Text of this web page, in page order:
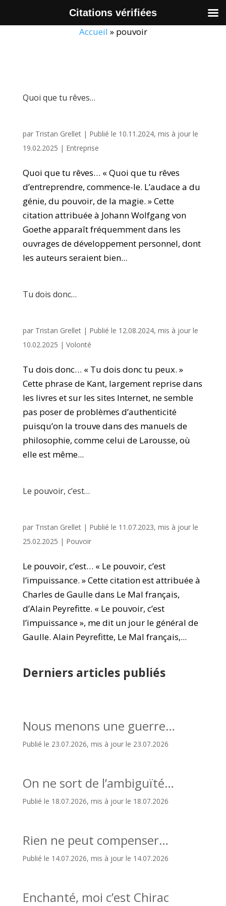
Accueil » pouvoir
Quoi que tu rêves…
par Tristan Grellet| Publié le 10.11.2024, mis à jour le
19.02.2025 | Entreprise
Quoi que tu rêves… « Quoi que tu rêves
d’entreprendre, commence-le. L’audace a du
génie, du pouvoir, de la magie. » Cette
citation attribuée à Johann Wolfgang von
Goethe apparaît fréquemment dans les
ouvrages de développement personnel, dont
les auteurs seraient bien...
Tu dois donc…
par Tristan Grellet| Publié le 12.08.2024, mis à jour le
10.02.2025 | Volonté
Tu dois donc… « Tu dois donc tu peux. »
Cette phrase de Kant, largement reprise dans
les livres et sur les sites Internet, ne semble
pas poser de problèmes d’authenticité
puisqu’on la trouve dans des manuels de
philosophie, comme celui de Larousse, où
elle est même...
Le pouvoir, c’est…
par Tristan Grellet| Publié le 11.07.2023, mis à jour le
25.02.2025 | Pouvoir
Le pouvoir, c’est… « Le pouvoir, c’est
l’impuissance. » Cette citation est attribuée à
Charles de Gaulle dans Le Mal français,
d’Alain Peyrefitte. « Le pouvoir, c’est
l’impuissance », me dit un jour le général de
Gaulle. Alain Peyrefitte, Le Mal français,...
Derniers articles publiés
Nous menons une guerre…
Publié le 23.07.2026, mis à jour le 23.07.2026
On ne sort de l’ambiguïté…
Publié le 18.07.2026, mis à jour le 18.07.2026
Rien ne peut compenser…
Publié le 14.07.2026, mis à jour le 14.07.2026
Enchanté, moi c’est Chirac
Citations vérifiées